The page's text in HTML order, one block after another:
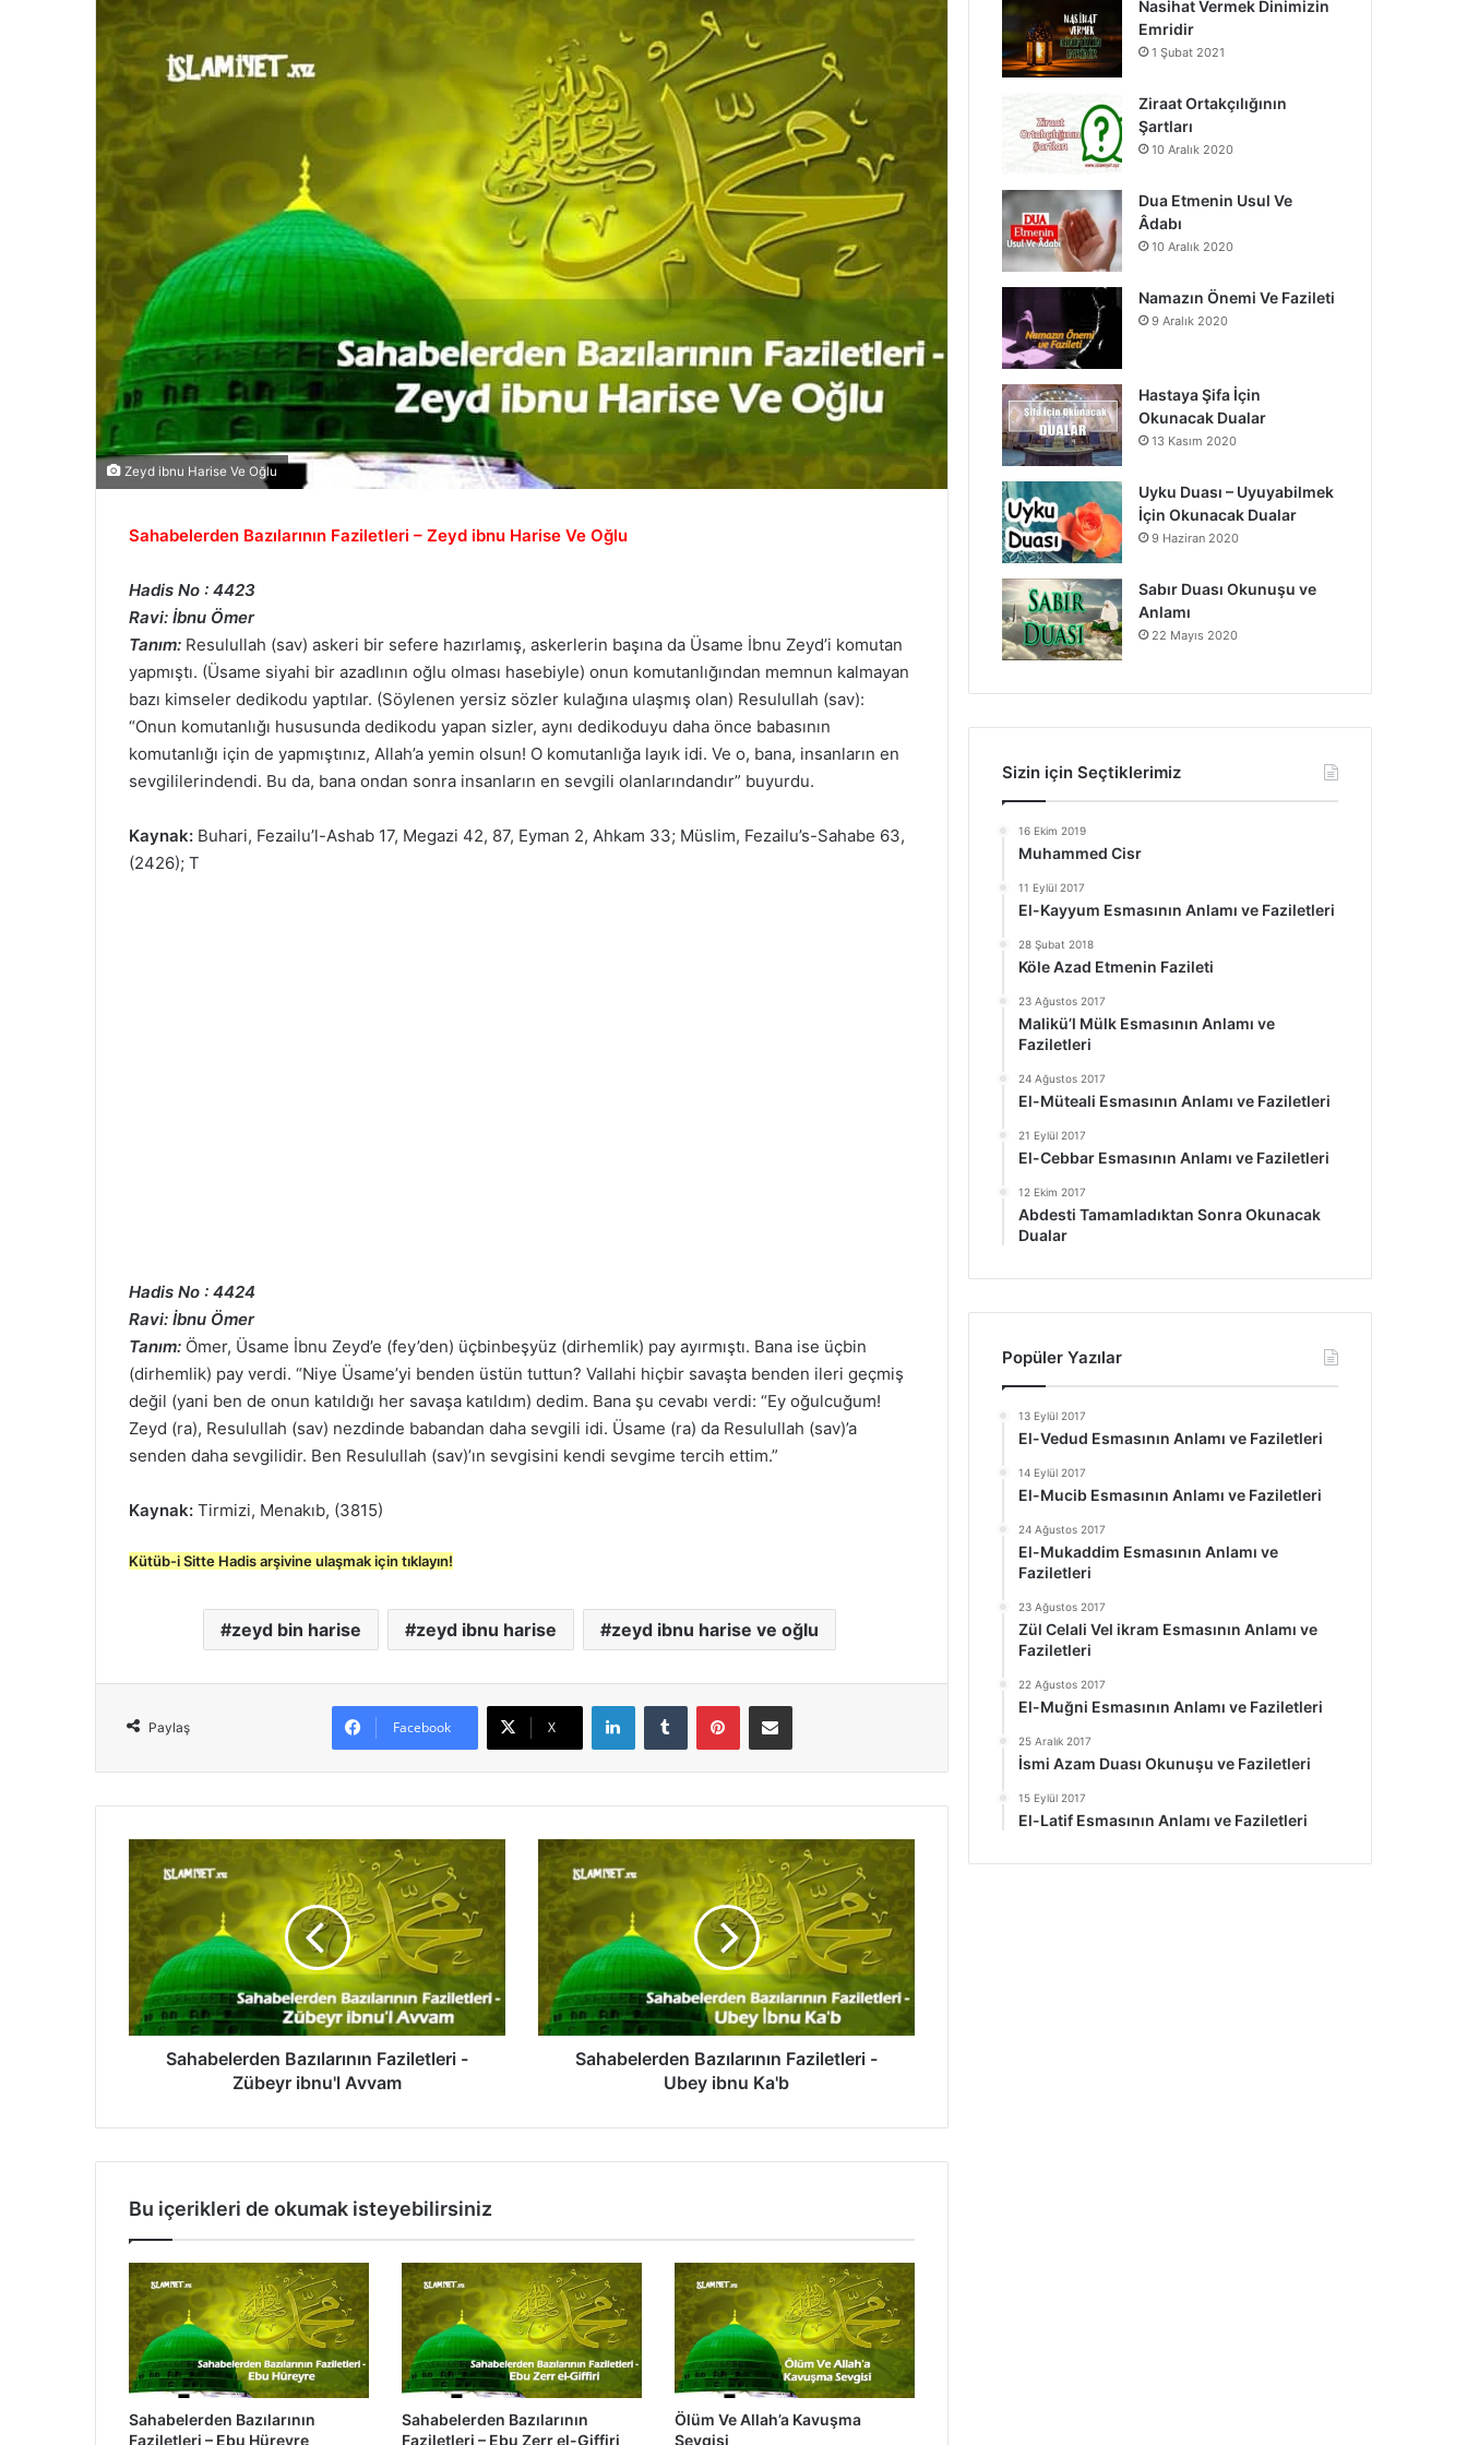
Zeyd ibnu Harise Ve Oğlu
Sahabelerden Bazılarının Faziletleri – Zeyd ibnu Harise Ve Oğlu
Hadis No : 4423
Ravi: İbnu Ömer
Tanım: Resulullah (sav) askeri bir sefere hazırlamış, askerlerin başına da Üsame İbnu Zeyd’i komutan
yapmıştı. (Üsame siyahi bir azadlının oğlu olması hasebiyle) onun komutanlığından memnun kalmayan
bazı kimseler dedikodu yaptılar. (Söylenen yersiz sözler kulağına ulaşmış olan) Resulullah (sav):
“Onun komutanlığı hususunda dedikodu yapan sizler, aynı dedikoduyu daha önce babasının
komutanlığı için de yapmıştınız, Allah’a yemin olsun! O komutanlığa layık idi. Ve o, bana, insanların en
sevgililerindendi. Bu da, bana ondan sonra insanların en sevgili olanlarındandır” buyurdu.
Kaynak: Buhari, Fezailu’l-Ashab 17, Megazi 42, 87, Eyman 2, Ahkam 33; Müslim, Fezailu’s-Sahabe 63,
(2426); T
Hadis No : 4424
Ravi: İbnu Ömer
Tanım: Ömer, Üsame İbnu Zeyd’e (fey’den) üçbinbeşyüz (dirhemlik) pay ayırmıştı. Bana ise üçbin
(dirhemlik) pay verdi. “Niye Üsame’yi benden üstün tuttun? Vallahi hiçbir savaşta benden ileri geçmiş
değil (yani ben de onun katıldığı her savaşa katıldım) dedim. Bana şu cevabı verdi: “Ey oğulcuğum!
Zeyd (ra), Resulullah (sav) nezdinde babandan daha sevgili idi. Üsame (ra) da Resulullah (sav)’a
senden daha sevgilidir. Ben Resulullah (sav)’ın sevgisini kendi sevgime tercih ettim.”
Kaynak: Tirmizi, Menakıb, (3815)
Kütüb-i Sitte Hadis arşivine ulaşmak için tıklayın!
zeyd bin harise zeyd ibnu harise zeyd ibnu harise ve oğlu
Paylaş Facebook X
LinkedIn Tumblr Pinterest E-Posta ile paylaş
a
l
e
r
B
l
a
r
ı
n
ı
n
F
z
Sahabelerden Bazılarının Faziletleri -
Zübeyr ibnu'l Avvam
a
b
l
e
r
B
a
r
ı
n
ı
n
F
a
z
Sahabelerden Bazılarının Faziletleri -
Ubey ibnu Ka'b
Bu içerikleri de okumak isteyebilirsiniz
Sahabelerden Bazılarının
Faziletleri – Ebu Hüreyre
Sahabelerden Bazılarının
Faziletleri – Ebu Zerr el-Giffiri
Ölüm Ve Allah’a Kavuşma
Sevgisi
o
o
k
b
g
a
Nasihat Vermek Dinimizin
Emridir
1 Şubat 2021
Ziraat Ortakçılığının
Şartları
10 Aralık 2020
Dua Etmenin Usul Ve
Âdabı
10 Aralık 2020
Namazın Önemi Ve Fazileti
9 Aralık 2020
Hastaya Şifa İçin
Okunacak Dualar
13 Kasım 2020
Uyku Duası – Uyuyabilmek
İçin Okunacak Dualar
9 Haziran 2020
Sabır Duası Okunuşu ve
Anlamı
22 Mayıs 2020
Sizin için Seçtiklerimiz
16 Ekim 2019
Muhammed Cisr
11 Eylül 2017
El-Kayyum Esmasının Anlamı ve Faziletleri
28 Şubat 2018
Köle Azad Etmenin Fazileti
23 Ağustos 2017
Malikü’l Mülk Esmasının Anlamı ve
Faziletleri
24 Ağustos 2017
El-Müteali Esmasının Anlamı ve Faziletleri
21 Eylül 2017
El-Cebbar Esmasının Anlamı ve Faziletleri
12 Ekim 2017
Abdesti Tamamladıktan Sonra Okunacak
Dualar
Popüler Yazılar
13 Eylül 2017
El-Vedud Esmasının Anlamı ve Faziletleri
14 Eylül 2017
El-Mucib Esmasının Anlamı ve Faziletleri
24 Ağustos 2017
El-Mukaddim Esmasının Anlamı ve
Faziletleri
23 Ağustos 2017
Zül Celali Vel ikram Esmasının Anlamı ve
Faziletleri
22 Ağustos 2017
El-Muğni Esmasının Anlamı ve Faziletleri
25 Aralık 2017
İsmi Azam Duası Okunuşu ve Faziletleri
15 Eylül 2017
El-Latif Esmasının Anlamı ve Faziletleri